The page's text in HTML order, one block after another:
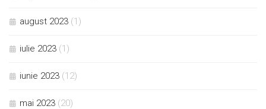
august 2023 (1)
iulie 2023 (1)
iunie 2023 (12)
mai 2023 (20)